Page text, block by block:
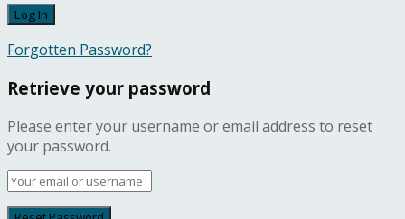
Forgotten Password?
Retrieve your password
Please enter your username or email address to reset
your password.